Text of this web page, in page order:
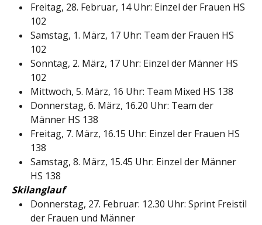
Freitag, 28. Februar, 14 Uhr: Einzel der Frauen HS
102
Samstag, 1. März, 17 Uhr: Team der Frauen HS
102
Sonntag, 2. März, 17 Uhr: Einzel der Männer HS
102
Mittwoch, 5. März, 16 Uhr: Team Mixed HS 138
Donnerstag, 6. März, 16.20 Uhr: Team der
Männer HS 138
Freitag, 7. März, 16.15 Uhr: Einzel der Frauen HS
138
Samstag, 8. März, 15.45 Uhr: Einzel der Männer
HS 138
Skilanglauf
Donnerstag, 27. Februar: 12.30 Uhr: Sprint Freistil
der Frauen und Männer